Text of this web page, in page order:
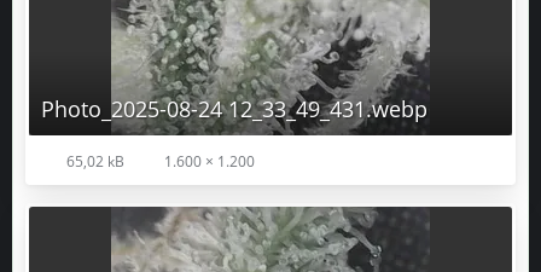
Photo_2025-08-24 12_33_49_431.webp
65,02 kB 1.600 × 1.200